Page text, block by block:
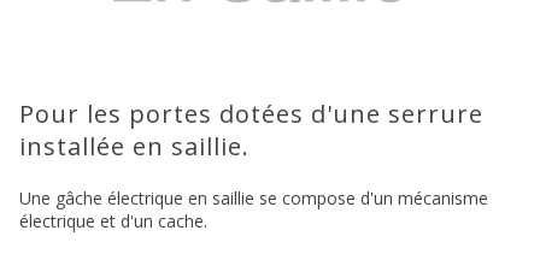
Pour les portes dotées d'une serrure
installée en saillie.
Une gâche électrique en saillie se compose d'un mécanisme
électrique et d'un cache.